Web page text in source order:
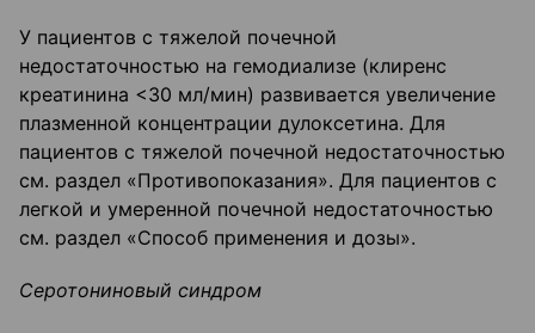
У пациентов с тяжелой почечной
недостаточностью на гемодиализе (клиренс
креатинина <30 мл/мин) развивается увеличение
плазменной концентрации дулоксетина. Для
пациентов с тяжелой почечной недостаточностью
см. раздел «Противопоказания». Для пациентов с
легкой и умеренной почечной недостаточностью
см. раздел «Способ применения и дозы».
Серотониновый синдром